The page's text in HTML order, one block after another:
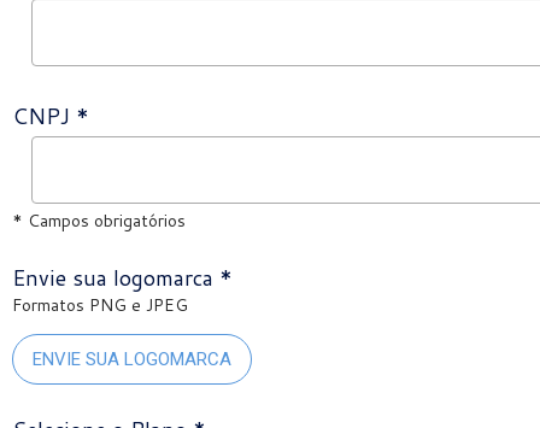
CNPJ *
* Campos obrigatórios
Envie sua logomarca *
Formatos PNG e JPEG
ENVIE SUA LOGOMARCA